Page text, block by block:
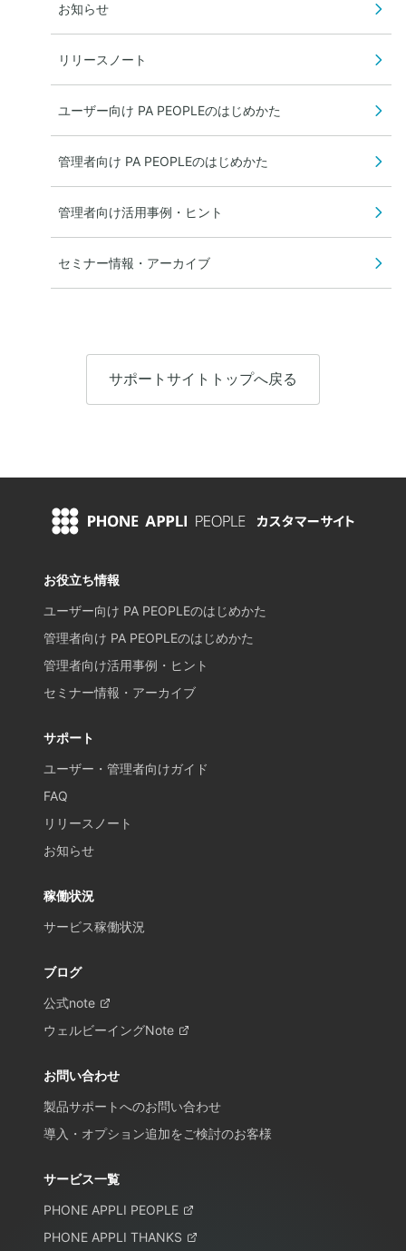
お知らせ
リリースノート
ユーザー向け PA PEOPLEのはじめかた
管理者向け PA PEOPLEのはじめかた
管理者向け活用事例・ヒント
セミナー情報・アーカイブ
サポートサイトトップへ戻る
お役立ち情報
ユーザー向け PA PEOPLEのはじめかた
管理者向け PA PEOPLEのはじめかた
管理者向け活用事例・ヒント
セミナー情報・アーカイブ
サポート
ユーザー・管理者向けガイド
FAQ
リリースノート
お知らせ
稼働状況
サービス稼働状況
ブログ
公式note
ウェルビーイングNote
お問い合わせ
製品サポートへのお問い合わせ
導入・オプション追加をご検討のお客様
サービス一覧
PHONE APPLI PEOPLE
PHONE APPLI THANKS